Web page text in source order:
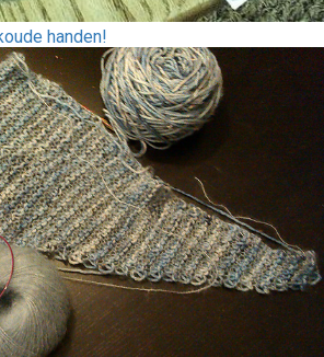
handen!